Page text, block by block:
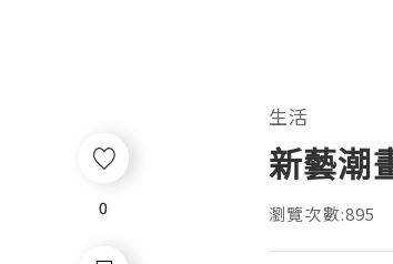
0
生活
新藝潮
瀏覽次數:895
0